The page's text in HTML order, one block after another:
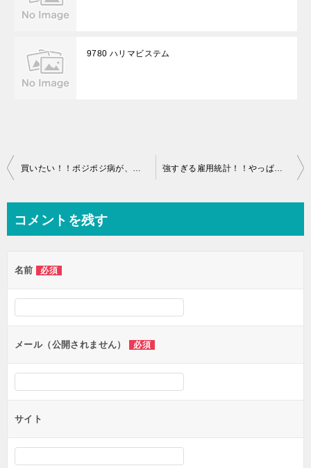
9780 ハリマビステム
投
ビ
ー
シ
ン
買いたい！！ポジポジ病が、どうしよう！！ 強すぎる雇用統計！！やっぱり待ちやったなー！！
コメントを残す
名前 必須
メール（公開されません） 必須
サイト